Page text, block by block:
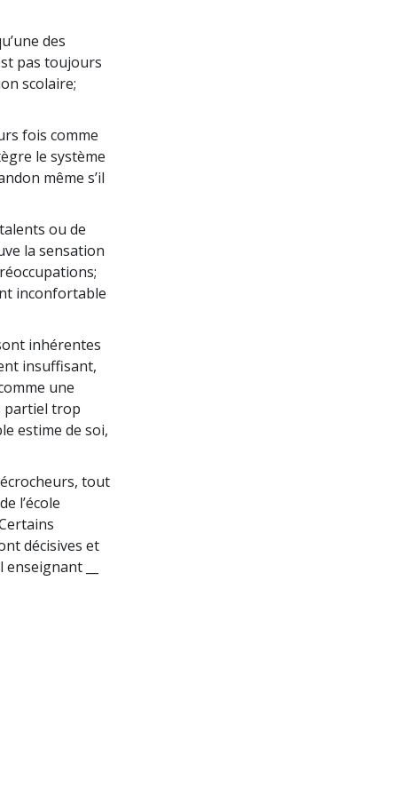
des
pas toujours
scolaire;
fois comme
le système
même s’il
ou de
la sensation
inconfortable
inhérentes
insuffisant,
une
partiel trop
estime de soi,
tout
l’école
décisives et
__